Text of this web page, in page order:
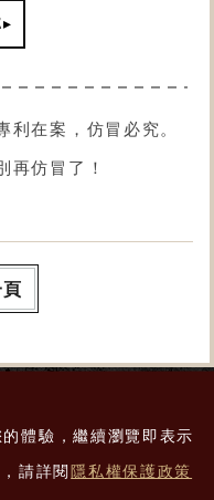
體驗，繼續瀏覽即表示
請詳閱 隱私權保護政策
▸
在案，仿冒必究。
再仿冒了！
頁